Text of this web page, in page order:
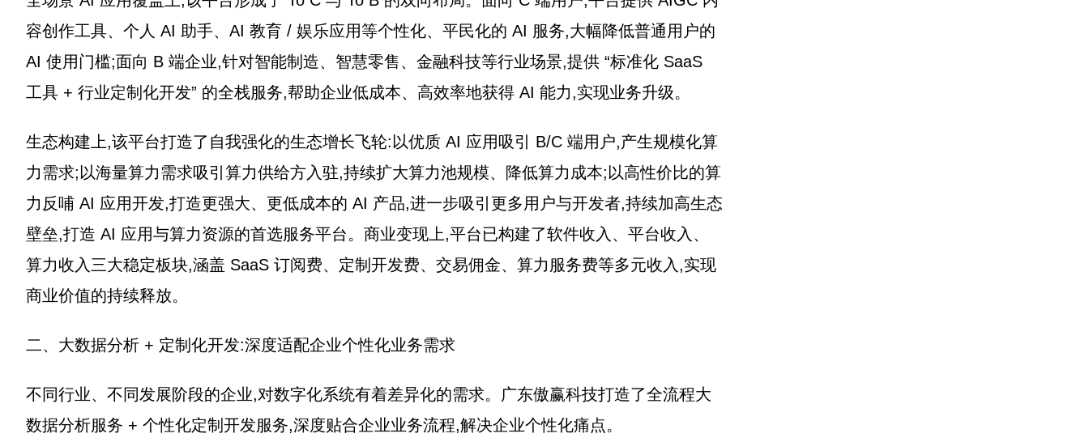
容创作工具、个人 AI 助手、AI 教育 / 娱乐应用等个性化、平民化的 AI 服务,大幅降低普通用户的
AI 使用门槛;面向 B 端企业,针对智能制造、智慧零售、金融科技等行业场景,提供 “标准化 SaaS
工具 + 行业定制化开发” 的全栈服务,帮助企业低成本、高效率地获得 AI 能力,实现业务升级。
生态构建上,该平台打造了自我强化的生态增长飞轮:以优质 AI 应用吸引 B/C 端用户,产生规模化算
力需求;以海量算力需求吸引算力供给方入驻,持续扩大算力池规模、降低算力成本;以高性价比的算
力反哺 AI 应用开发,打造更强大、更低成本的 AI 产品,进一步吸引更多用户与开发者,持续加高生态
壁垒,打造 AI 应用与算力资源的首选服务平台。商业变现上,平台已构建了软件收入、平台收入、
算力收入三大稳定板块,涵盖 SaaS 订阅费、定制开发费、交易佣金、算力服务费等多元收入,实现
商业价值的持续释放。
二、大数据分析 + 定制化开发:深度适配企业个性化业务需求
不同行业、不同发展阶段的企业,对数字化系统有着差异化的需求。广东傲赢科技打造了全流程大
数据分析服务 + 个性化定制开发服务,深度贴合企业业务流程,解决企业个性化痛点。